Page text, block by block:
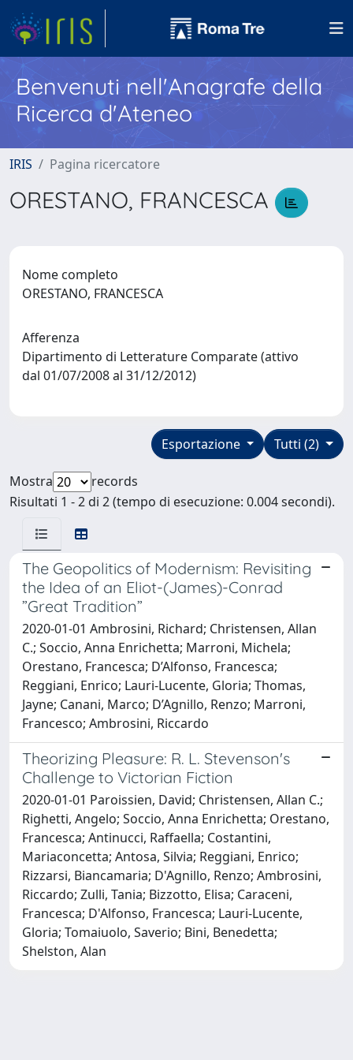
Benvenuti nell'Anagrafe della
Ricerca d'Ateneo
IRIS Pagina ricercatore
ORESTANO, FRANCESCA
Nome completo
ORESTANO, FRANCESCA
Afferenza
Dipartimento di Letterature Comparate (attivo
dal 01/07/2008 al 31/12/2012)
Tutti (2)
Esportazione
Mostra
records
Risultati 1 - 2 di 2 (tempo di esecuzione: 0.004 secondi).
The Geopolitics of Modernism: Revisiting
the Idea of an Eliot-(James)-Conrad
”Great Tradition”
2020-01-01 Ambrosini, Richard; Christensen, Allan
C.; Soccio, Anna Enrichetta; Marroni, Michela;
Orestano, Francesca; D’Alfonso, Francesca;
Reggiani, Enrico; Lauri-Lucente, Gloria; Thomas,
Jayne; Canani, Marco; D’Agnillo, Renzo; Marroni,
Francesco; Ambrosini, Riccardo
Theorizing Pleasure: R. L. Stevenson's
Challenge to Victorian Fiction
2020-01-01 Paroissien, David; Christensen, Allan C.;
Righetti, Angelo; Soccio, Anna Enrichetta; Orestano,
Francesca; Antinucci, Raffaella; Costantini,
Mariaconcetta; Antosa, Silvia; Reggiani, Enrico;
Rizzarsi, Biancamaria; D'Agnillo, Renzo; Ambrosini,
Riccardo; Zulli, Tania; Bizzotto, Elisa; Caraceni,
Francesca; D'Alfonso, Francesca; Lauri-Lucente,
Gloria; Tomaiuolo, Saverio; Bini, Benedetta;
Shelston, Alan